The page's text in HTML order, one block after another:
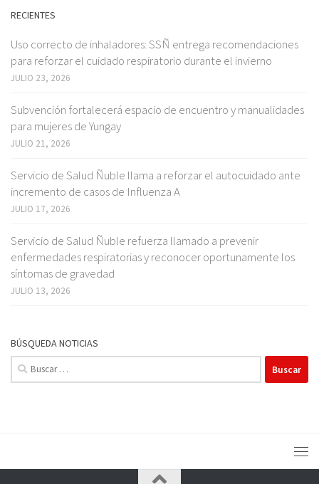
RECIENTES
Uso correcto de inhaladores: SSÑ entrega recomendaciones
para reforzar el cuidado respiratorio durante el invierno
JULIO 23, 2026
Subvención fortalecerá espacio de encuentro y manualidades
para mujeres de Yungay
JULIO 21, 2026
Servicio de Salud Ñuble llama a reforzar el autocuidado ante
incremento de casos de Influenza A
JULIO 17, 2026
Servicio de Salud Ñuble refuerza llamado a prevenir
enfermedades respiratorias y reconocer oportunamente los
síntomas de gravedad
JULIO 13, 2026
BÚSQUEDA NOTICIAS
Buscar: